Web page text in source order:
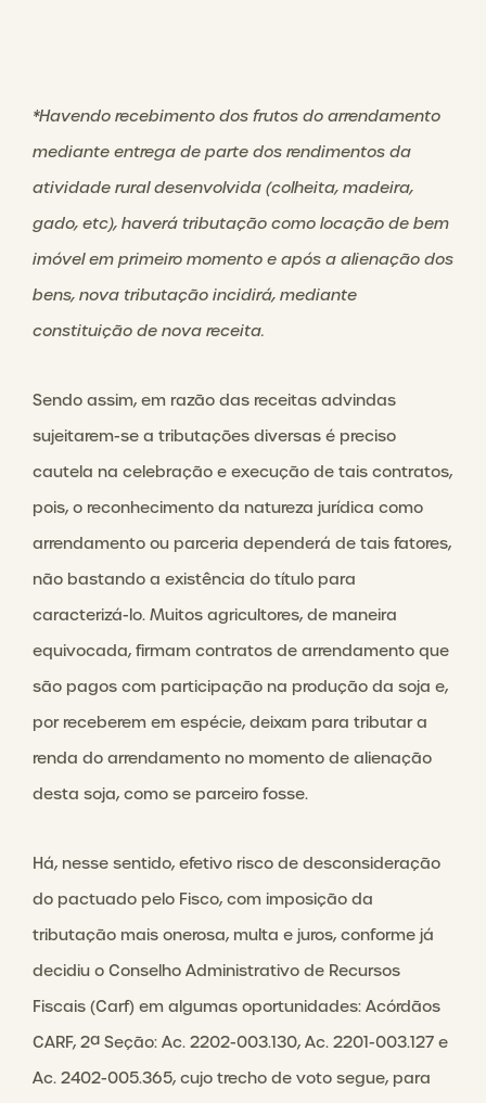
*Havendo recebimento dos frutos do arrendamento
mediante entrega de parte dos rendimentos da
atividade rural desenvolvida (colheita, madeira,
gado, etc), haverá tributação como locação de bem
imóvel em primeiro momento e após a alienação dos
bens, nova tributação incidirá, mediante
constituição de nova receita.
Sendo assim, em razão das receitas advindas
sujeitarem-se a tributações diversas é preciso
cautela na celebração e execução de tais contratos,
pois, o reconhecimento da natureza jurídica como
arrendamento ou parceria dependerá de tais fatores,
não bastando a existência do título para
caracterizá-lo. Muitos agricultores, de maneira
equivocada, firmam contratos de arrendamento que
são pagos com participação na produção da soja e,
por receberem em espécie, deixam para tributar a
renda do arrendamento no momento de alienação
desta soja, como se parceiro fosse.
Há, nesse sentido, efetivo risco de desconsideração
do pactuado pelo Fisco, com imposição da
tributação mais onerosa, multa e juros, conforme já
decidiu o Conselho Administrativo de Recursos
Fiscais (Carf) em algumas oportunidades: Acórdãos
CARF, 2ª Seção: Ac. 2202-003.130, Ac. 2201-003.127 e
Ac. 2402-005.365, cujo trecho de voto segue, para